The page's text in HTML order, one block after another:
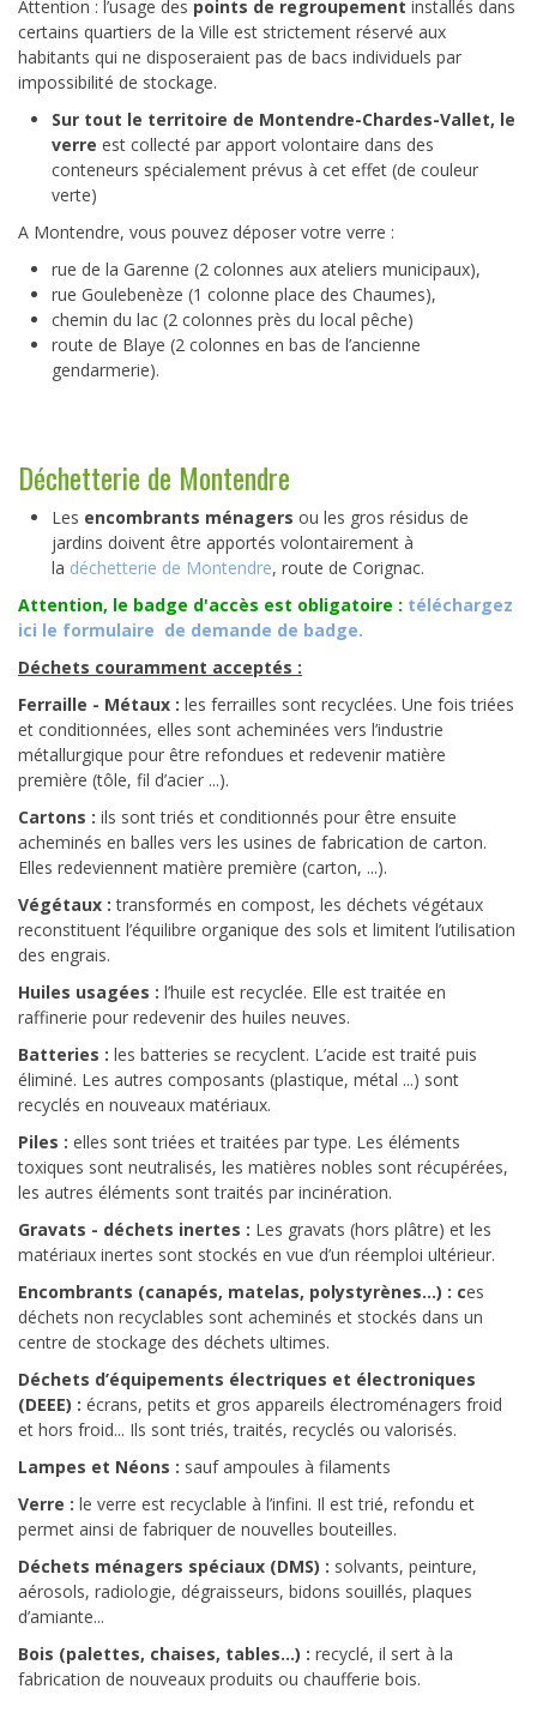
Attention : l’usage des points de regroupement installés dans
certains quartiers de la Ville est strictement réservé aux
habitants qui ne disposeraient pas de bacs individuels par
impossibilité de stockage.
Sur tout le territoire de Montendre-Chardes-Vallet, le
verre est collecté par apport volontaire dans des
conteneurs spécialement prévus à cet effet (de couleur
verte)
A Montendre, vous pouvez déposer votre verre :
rue de la Garenne (2 colonnes aux ateliers municipaux),
rue Goulebenèze (1 colonne place des Chaumes),
chemin du lac (2 colonnes près du local pêche)
route de Blaye (2 colonnes en bas de l’ancienne
gendarmerie).
Déchetterie de Montendre
Les encombrants ménagers ou les gros résidus de
jardins doivent être apportés volontairement à
la déchetterie de Montendre, route de Corignac.
Attention, le badge d'accès est obligatoire : téléchargez
ici le formulaire de demande de badge.
Déchets couramment acceptés :
Ferraille - Métaux : les ferrailles sont recyclées. Une fois triées
et conditionnées, elles sont acheminées vers l’industrie
métallurgique pour être refondues et redevenir matière
première (tôle, fil d’acier ...).
Cartons : ils sont triés et conditionnés pour être ensuite
acheminés en balles vers les usines de fabrication de carton.
Elles redeviennent matière première (carton, ...).
Végétaux :transformés en compost, les déchets végétaux
reconstituent l’équilibre organique des sols et limitent l’utilisation
des engrais.
Huiles usagées : l’huile est recyclée. Elle est traitée en
raffinerie pour redevenir des huiles neuves.
Batteries : les batteries se recyclent. L’acide est traité puis
éliminé. Les autres composants (plastique, métal ...) sont
recyclés en nouveaux matériaux.
Piles : elles sont triées et traitées par type. Les éléments
toxiques sont neutralisés, les matières nobles sont récupérées,
les autres éléments sont traités par incinération.
Gravats - déchets inertes : Les gravats (hors plâtre) et les
matériaux inertes sont stockés en vue d’un réemploi ultérieur.
Encombrants (canapés, matelas, polystyrènes...) : ces
déchets non recyclables sont acheminés et stockés dans un
centre de stockage des déchets ultimes.
Déchets d’équipements électriques et électroniques
(DEEE) : écrans, petits et gros appareils électroménagers froid
et hors froid... Ils sont triés, traités, recyclés ou valorisés.
Lampes et Néons : sauf ampoules à filaments
Verre : le verre est recyclable à l’infini. Il est trié, refondu et
permet ainsi de fabriquer de nouvelles bouteilles.
Déchets ménagers spéciaux (DMS) : solvants, peinture,
aérosols, radiologie, dégraisseurs, bidons souillés, plaques
d’amiante...
Bois (palettes, chaises, tables...) : recyclé, il sert à la
fabrication de nouveaux produits ou chaufferie bois.